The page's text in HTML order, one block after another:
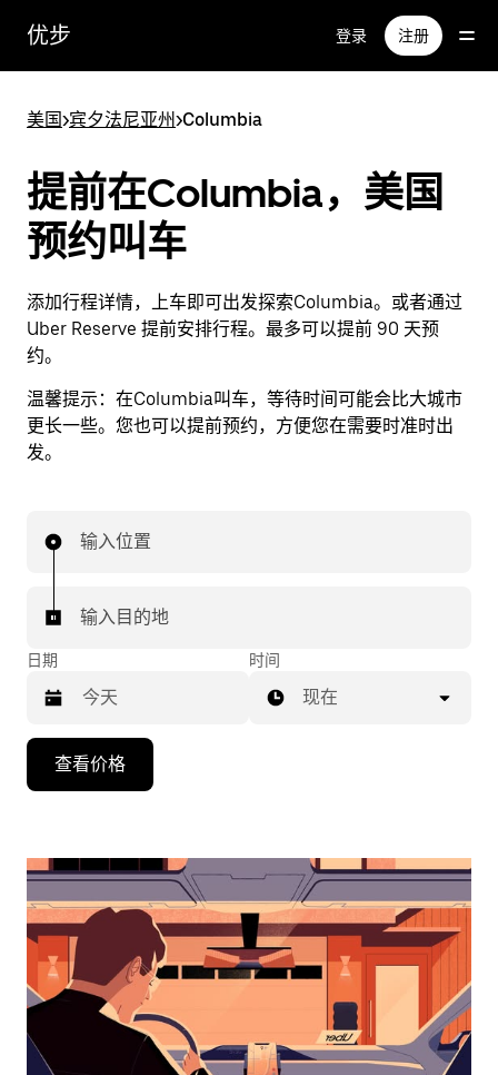
优步 登录 注册
美国>宾夕法尼亚州>Columbia
提前在Columbia，美国
预约叫车
添加行程详情，上车即可出发探索Columbia。或者通过
Uber Reserve 提前安排行程。最多可以提前 90 天预
约。
温馨提示： 在Columbia叫车，等待时间可能会比大城市
更长一些。您也可以提前预约，方便您在需要时准时出
发。
输入位置
输入目的地
日期
向
头
浏
日
并
时间
现在
查看价格